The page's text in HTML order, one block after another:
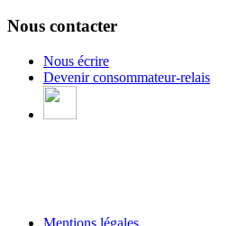
Nous contacter
Nous écrire
Devenir consommateur-relais